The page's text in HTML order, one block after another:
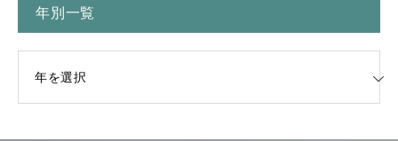
年別一覧